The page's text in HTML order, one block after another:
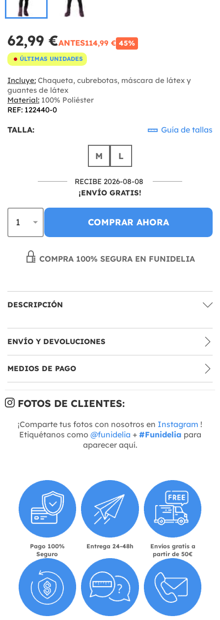
62,99 €ANTES114,99 € 45%
ÚLTIMAS UNIDADES
Incluye: Chaqueta, cubrebotas, máscara de látex y
guantes de látex
Material: 100% Poliéster
REF: 122440-0
TALLA: Guía de tallas
M L
RECIBE 2026-08-08
¡ENVÍO GRATIS!
COMPRAR AHORA
COMPRA 100% SEGURA EN FUNIDELIA
DESCRIPCIÓN
ENVÍO Y DEVOLUCIONES
MEDIOS DE PAGO
FOTOS DE CLIENTES:
¡Comparte tus fotos con nosotros en Instagram !
Etiquétanos como @funidelia + #Funidelia para
aparecer aquí.
Pago 100%
Seguro
Entrega 24-48h
Envíos gratis a
partir de 50€